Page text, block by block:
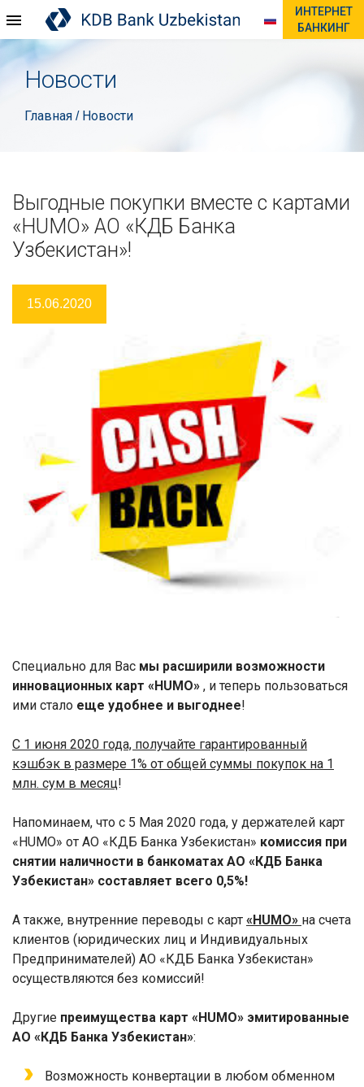
ИНТЕРНЕТ
БАНКИНГ
Новости
Главная / Новости
Выгодные покупки вместе с картами
«HUMO» АО «КДБ Банка
Узбекистан»!
15.06.2020
Специально для Вас мы расширили возможности
инновационных карт « HUMO» , и теперь пользоваться
ими стало еще удобнее и выгоднее!
C 1 июня 2020 года, получайте гарантированный
кэшбэк в размере 1% от общей суммы покупок на 1
млн. сум в месяц!
Напоминаем, что с 5 Мая 2020 года, у держателей карт
« HUMO» от АО «КДБ Банка Узбекистан» комиссия при
снятии наличности в банкоматах АО «КДБ Банка
Узбекистан» составляет всего 0,5%!
А также, внутренние переводы с карт « HUMO» на счета
клиентов (юридических лиц и Индивидуальных
Предпринимателей) АО «КДБ Банка Узбекистан»
осуществляются без комиссий!
Другие преимущества карт « HUMO» эмитированные
АО «КДБ Банка Узбекистан»:
Возможность конвертации в любом обменном